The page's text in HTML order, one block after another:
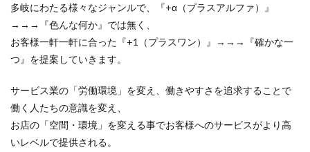
多岐にわたる様々なジャンルで、『+α（プラスアルファ）』
→→→『色んな何か』では無く、
お客様一軒一軒に合った『+1（プラスワン）』→→→『確かな一
つ』を提案していきます。
サービス業の「労働環境」を変え、働きやすさを追求することで
働く人たちの意識を変え、
お店の「空間・環境」を変える事でお客様へのサービスがより高
いレベルで提供される。